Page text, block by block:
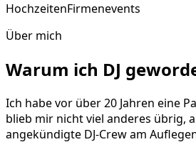
HochzeitenFirmenevents
Über mich
Warum ich DJ
Ich habe vor über 20 Jahren eine
blieb mir nicht viel anderes übrig,
angekündigte DJ-Crew am